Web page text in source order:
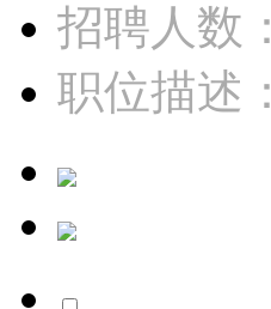
招聘人数：
职位描述：